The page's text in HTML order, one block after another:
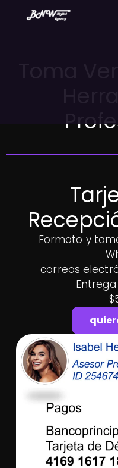
Formato y
correos